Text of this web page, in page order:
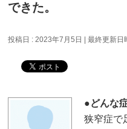
できた。
投稿日 : 2023年7月5日 最終更新日
●どんな
狭窄症で